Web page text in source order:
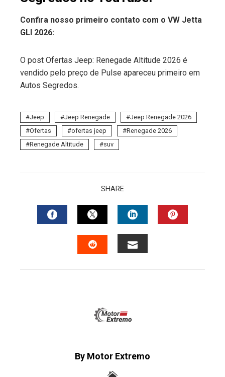
Confira nosso primeiro contato com o VW Jetta
GLI 2026:
O post Ofertas Jeep: Renegade Altitude 2026 é
vendido pelo preço de Pulse apareceu primeiro em
Autos Segredos.
Jeep Jeep Renegade
Jeep Renegade 2026
Ofertas
ofertas jeep
Renegade 2026
Renegade Altitude
suv
SHARE
FACEBOOKTWITTERLINKEDIN
By Motor Extremo